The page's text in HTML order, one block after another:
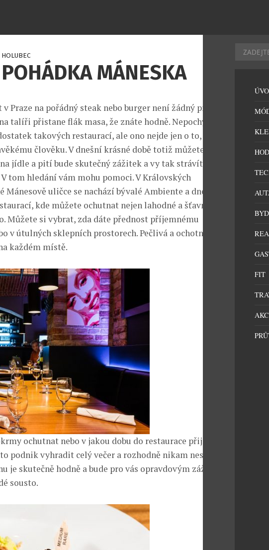
HOLUBEC
MÁNESKA
Praze na pořádný steak nebo burger není žádný problém.
talíři přistane flák masa, že znáte hodně. Nepochybuji o
takových restaurací, ale ono nejde jen o to, aby se
člověku. V dnešní krásné době totiž můžete hledat
jídle a pití bude skutečný zážitek a vy tak strávíte
tom hledání vám mohu pomoci. V Královských
Mánesově uličce se nachází bývalé Ambiente a dnes jedna
kde můžete ochutnat nejen lahodné a šťavnaté
Můžete si vybrat, zda dáte přednost příjemnému
v útulných sklepních prostorech. Pečlivá a ochotná
každém místě.
ochutnat nebo v jakou dobu do restaurace přijít, ale
podnik vyhradit celý večer a rozhodně nikam nespěchat.
je skutečně hodně a bude pro vás opravdovým zážitkem
sousto.
FIT